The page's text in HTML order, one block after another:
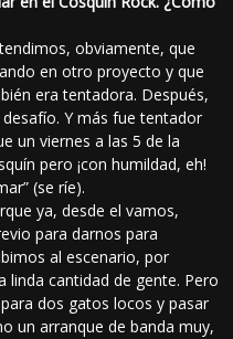
obviamente, que
en otro proyecto y que
era tentadora. Después,
Y más fue tentador
un viernes a las 5 de la
pero ¡con humildad, eh!
(se ríe).
ya, desde el vamos,
para darnos para
al escenario, por
linda cantidad de gente. Pero
dos gatos locos y pasar
un arranque de banda muy,